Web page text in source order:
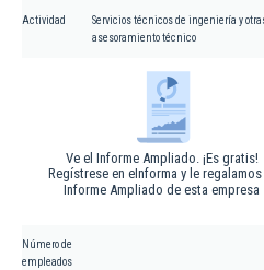
Actividad
Servicios técnicos de ingeniería y
asesoramiento técnico
Ve el Informe Ampliado. ¡Es gratis!
Regístrese en eInforma y le regalamos
Informe Ampliado de esta empresa
Número de
empleados